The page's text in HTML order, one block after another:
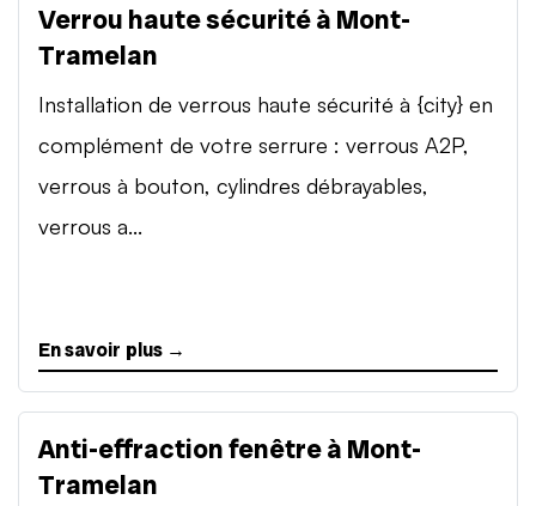
Verrou haute sécurité à Mont-
Tramelan
Installation de verrous haute sécurité à {city} en
complément de votre serrure : verrous A2P,
verrous à bouton, cylindres débrayables,
verrous a...
En savoir plus →
Anti-effraction fenêtre à Mont-
Tramelan